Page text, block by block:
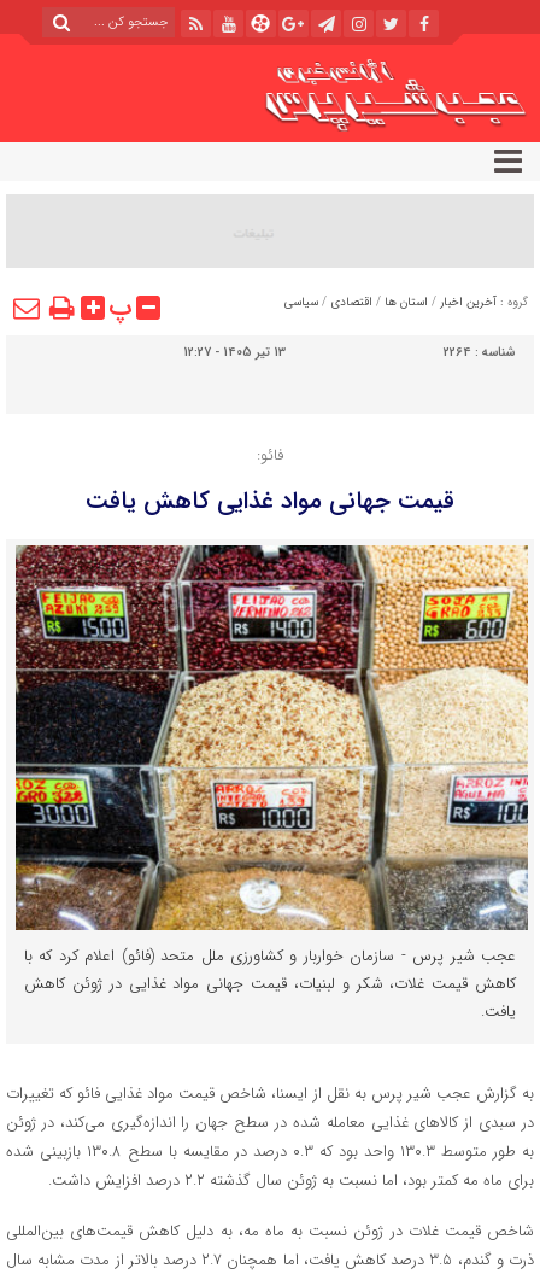
گروه : آخرین اخبار / استان ها / اقتصادی / سیاسی پ
شناسه : 2264 13 تیر 1405 - 12:27
فائو:
قیمت جهانی مواد غذایی کاهش یافت
عجب شیر پرس - سازمان خواربار و کشاورزی ملل متحد (فائو) اعلام کرد که با
کاهش قیمت غلات، شکر و لبنیات، قیمت جهانی مواد غذایی در ژوئن کاهش
یافت.
به گزارش عجب شیر پرس به نقل از ایسنا، شاخص قیمت مواد غذایی فائو که تغییرات
در سبدی از کالاهای غذایی معامله‌ شده در سطح جهان را اندازه‌گیری می‌کند، در ژوئن
به طور متوسط ‌۱۳۰.۳ واحد بود که ۰.۳ درصد در مقایسه با سطح ۱۳۰.۸ بازبینی شده
برای ماه مه کمتر بود، اما نسبت به ژوئن سال گذشته ۲.۲ درصد افزایش داشت.
شاخص قیمت غلات در ژوئن نسبت به ماه مه، به دلیل کاهش قیمت‌های بین‌المللی
ذرت و گندم، ۳.۵ درصد کاهش یافت، اما همچنان ۲.۷ درصد بالاتر از مدت مشابه سال